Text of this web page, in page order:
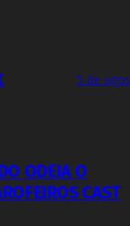
5 de
ODEIA O
CAST